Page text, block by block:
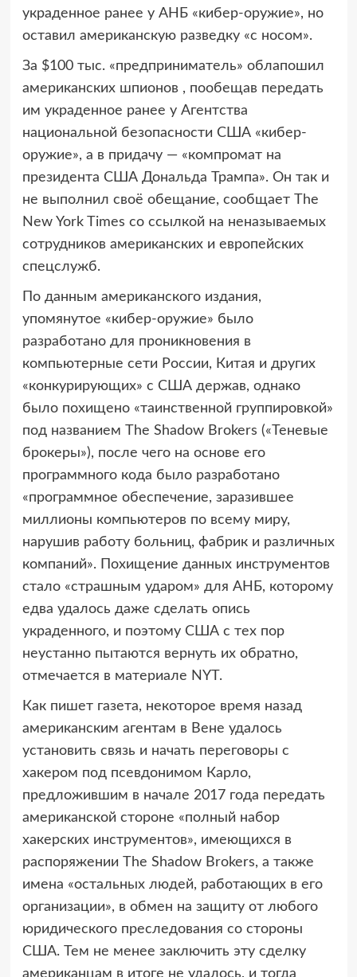
украденное ранее у АНБ «кибер-оружие», но
оставил американскую разведку «с носом».
За $100 тыс. «предприниматель» облапошил
американских шпионов , пообещав передать
им украденное ранее у Агентства
национальной безопасности США «кибер-
оружие», а в придачу — «компромат на
президента США Дональда Трампа». Он так и
не выполнил своё обещание, сообщает The
New York Times со ссылкой на неназываемых
сотрудников американских и европейских
спецслужб.
По данным американского издания,
упомянутое «кибер-оружие» было
разработано для проникновения в
компьютерные сети России, Китая и других
«конкурирующих» с США держав, однако
было похищено «таинственной группировкой»
под названием The Shadow Brokers («Теневые
брокеры»), после чего на основе его
программного кода было разработано
«программное обеспечение, заразившее
миллионы компьютеров по всему миру,
нарушив работу больниц, фабрик и различных
компаний». Похищение данных инструментов
стало «страшным ударом» для АНБ, которому
едва удалось даже сделать опись
украденного, и поэтому США с тех пор
неустанно пытаются вернуть их обратно,
отмечается в материале NYT.
Как пишет газета, некоторое время назад
американским агентам в Вене удалось
установить связь и начать переговоры с
хакером под псевдонимом Карло,
предложившим в начале 2017 года передать
американской стороне «полный набор
хакерских инструментов», имеющихся в
распоряжении The Shadow Brokers, а также
имена «остальных людей, работающих в его
организации», в обмен на защиту от любого
юридического преследования со стороны
США. Тем не менее заключить эту сделку